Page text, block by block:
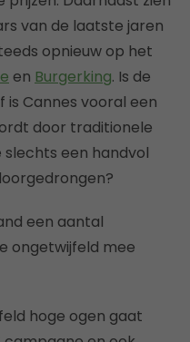
van de laatste jaren
opnieuw op het
en Burgerking. Is de
is Cannes vooral een
door traditionele
een handvol
een aantal
ongetwijfeld mee
hoge ogen gaat